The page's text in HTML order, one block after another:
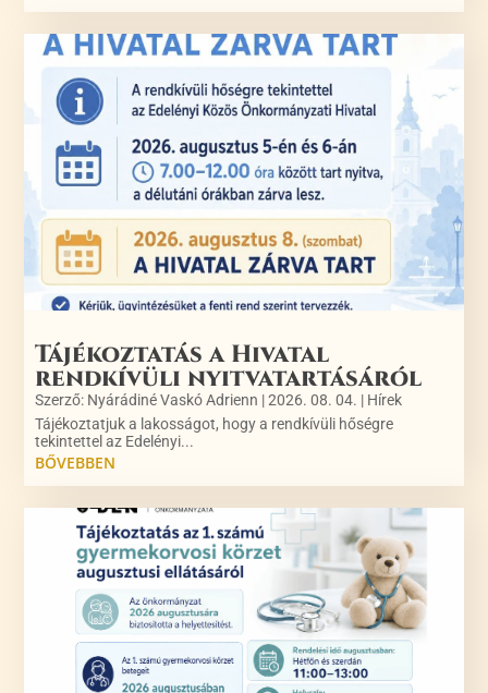
Tájékoztatás a Hivatal
rendkívüli nyitvatartásáról
Szerző: Nyárádiné Vaskó Adrienn |2026. 08. 04. | Hírek
Tájékoztatjuk a lakosságot, hogy a rendkívüli hőségre
tekintettel az Edelényi...
BŐVEBBEN